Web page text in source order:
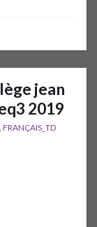
jean
2019
, FRANÇAIS_TD